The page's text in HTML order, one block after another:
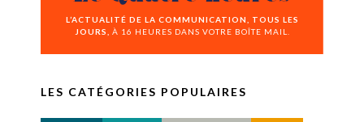
L’ACTUALITÉ DE LA COMMUNICATION, TOUS LES
JOURS,
À 16 HEURES DANS VOTRE BOÎTE MAIL.
LES CATÉGORIES POPULAIRES